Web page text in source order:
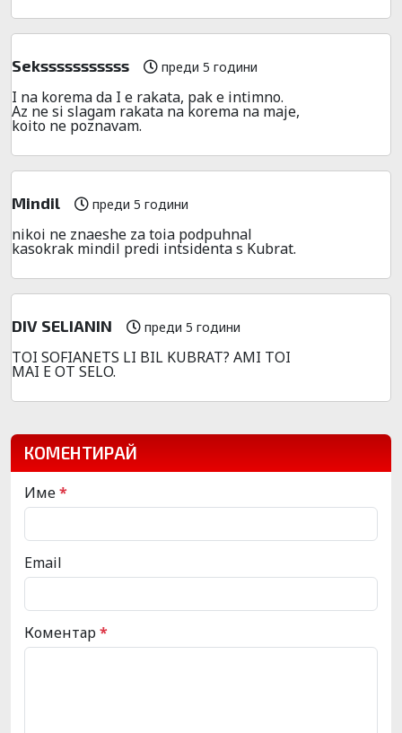
Seksssssssssss преди 5 години
I na korema da I e rakata, pak e intimno.
Az ne si slagam rakata na korema na maje,
koito ne poznavam.
Mindil преди 5 години
nikoi ne znaeshe za toia podpuhnal
kasokrak mindil predi intsidenta s Kubrat.
DIV SELIANIN преди 5 години
TOI SOFIANETS LI BIL KUBRAT? AMI TOI
MAI E OT SELO.
КОМЕНТИРАЙ
Име*
Email
Коментар*